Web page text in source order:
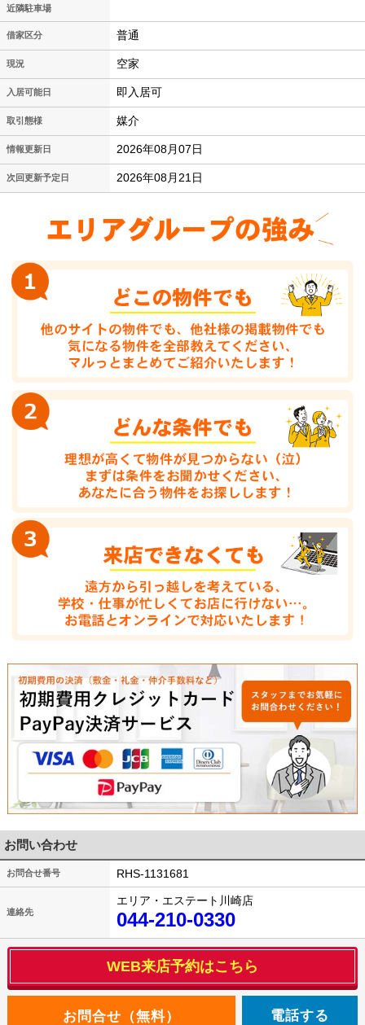
近隣駐車場
借家区分 普通
現況 空家
入居可能日 即入居可
取引態様 媒介
情報更新日 2026年08月07日
次回更新予定日 2026年08月21日
お問い合わせ
お問合せ番号 RHS-1131681
連絡先
エリア・エステート川崎店
044-210-0330
WEB来店予約はこちら
電話する